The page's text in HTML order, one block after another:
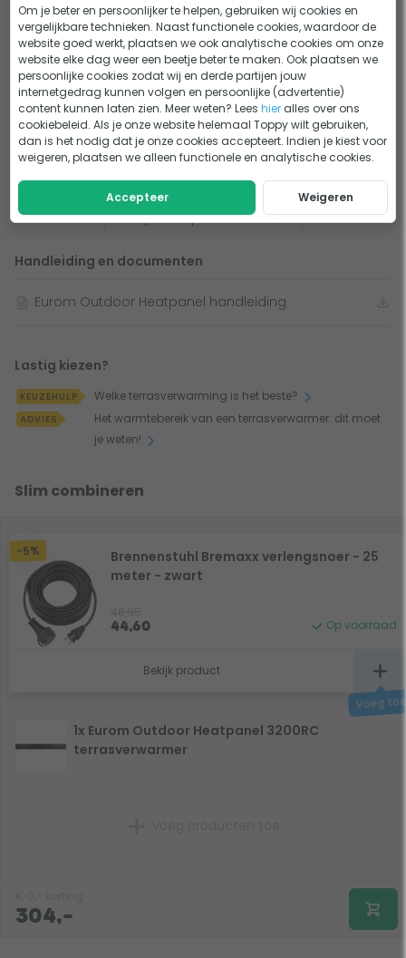
Vermogen
3.200 watt
Max.
verwarmingsbereik
20 m²
Hotzone
8 m²
Warmteverlies
door wind
Hoog
Warmte instelbaar
Bekijk alle specificaties
Handleiding en documenten
Eurom Outdoor Heatpanel handleiding
Lastig kiezen?
KEUZEHULP Welke terrasverwarming is het beste?
ADVIES
Het warmtebereik van een terrasverwarmer: dit moet
je weten!
Slim combineren
-5%
Brennenstuhl Bremaxx verlengsnoer - 25
meter - zwart
44,60 Op voorraad
Bekijk product
1x Eurom Outdoor Heatpanel 3200RC
terrasverwarmer
304,-
Om je beter en persoonlijker te helpen, gebruiken wij cookies en
vergelijkbare technieken. Naast functionele cookies, waardoor de
website goed werkt, plaatsen we ook analytische cookies om onze
website elke dag weer een beetje beter te maken. Ook plaatsen we
persoonlijke cookies zodat wij en derde partijen jouw
internetgedrag kunnen volgen en persoonlijke (advertentie)
content kunnen laten zien. Meer weten? Leeshier alles over ons
cookiebeleid. Als je onze website helemaal Toppy wilt gebruiken,
dan is het nodig dat je onze cookies accepteert. Indien je kiest voor
weigeren, plaatsen we alleen functionele en analytische cookies.
Accepteer Weigeren